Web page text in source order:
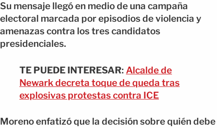
Su mensaje llegó en medio de una campaña
electoral marcada por episodios de violencia y
amenazas contra los tres candidatos
presidenciales.
TE PUEDE INTERESAR: Alcalde de
Newark decreta toque de queda tras
explosivas protestas contra ICE
Moreno enfatizó que la decisión sobre quién debe